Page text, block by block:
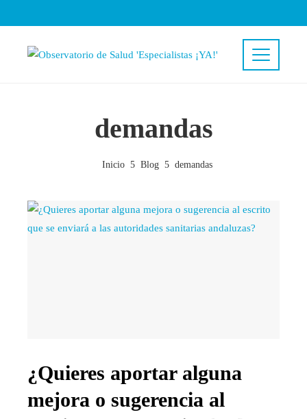
demandas
Inicio Blog demandas
¿Quieres aportar alguna
mejora o sugerencia al